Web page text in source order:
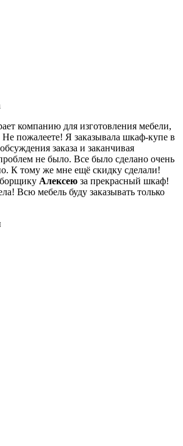
компанию для изготовления мебели,
пожалеете! Я заказывала шкаф-купе в
заказа и заканчивая
не было. Все было сделано очень
К тому же мне ещё скидку сделали!
Алексею за прекрасный шкаф!
Всю мебель буду заказывать только